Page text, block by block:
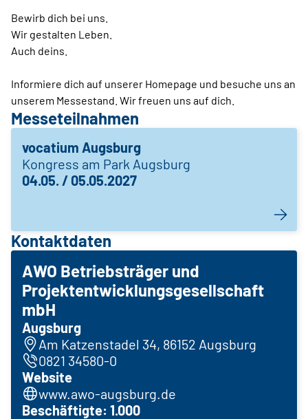
Bewirb dich bei uns.
Wir gestalten Leben.
Auch deins.
Informiere dich auf unserer Homepage und besuche uns an
unserem Messestand. Wir freuen uns auf dich.
Messeteilnahmen
vocatium Augsburg
Kongress am Park Augsburg
04.05. / 05.05.2027
Kontaktdaten
AWO Betriebsträger und
Projektentwicklungsgesellschaft
mbH
Augsburg
Am Katzenstadel 34, 86152 Augsburg
0821 34580-0
Website
www.awo-augsburg.de
Beschäftigte: 1.000